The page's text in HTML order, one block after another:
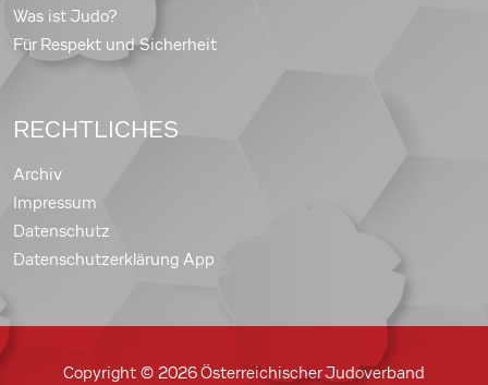
Was ist Judo?
Für Respekt und Sicherheit
RECHTLICHES
Archiv
Impressum
Datenschutz
Datenschutzerklärung App
Copyright © 2026 Österreichischer Judoverband